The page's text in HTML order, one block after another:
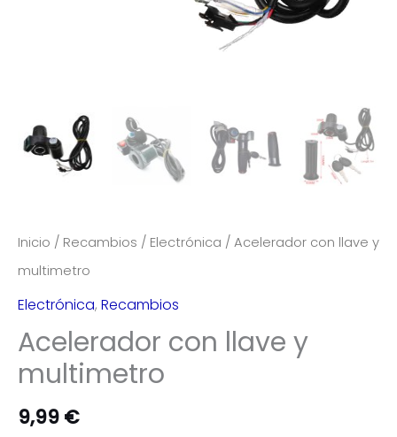
Inicio / Recambios / Electrónica / Acelerador con llave y
multimetro
Electrónica, Recambios
Acelerador con llave y
multimetro
9,99 €